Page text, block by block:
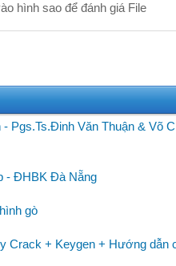
hình sao để đánh giá File
Pgs.Ts.Đinh Văn Thuận & Võ
- ĐHBK Đà Nẵng
gò
Crack + Keygen + Hướng dẫn